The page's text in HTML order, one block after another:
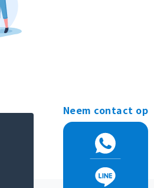
Neem contact op